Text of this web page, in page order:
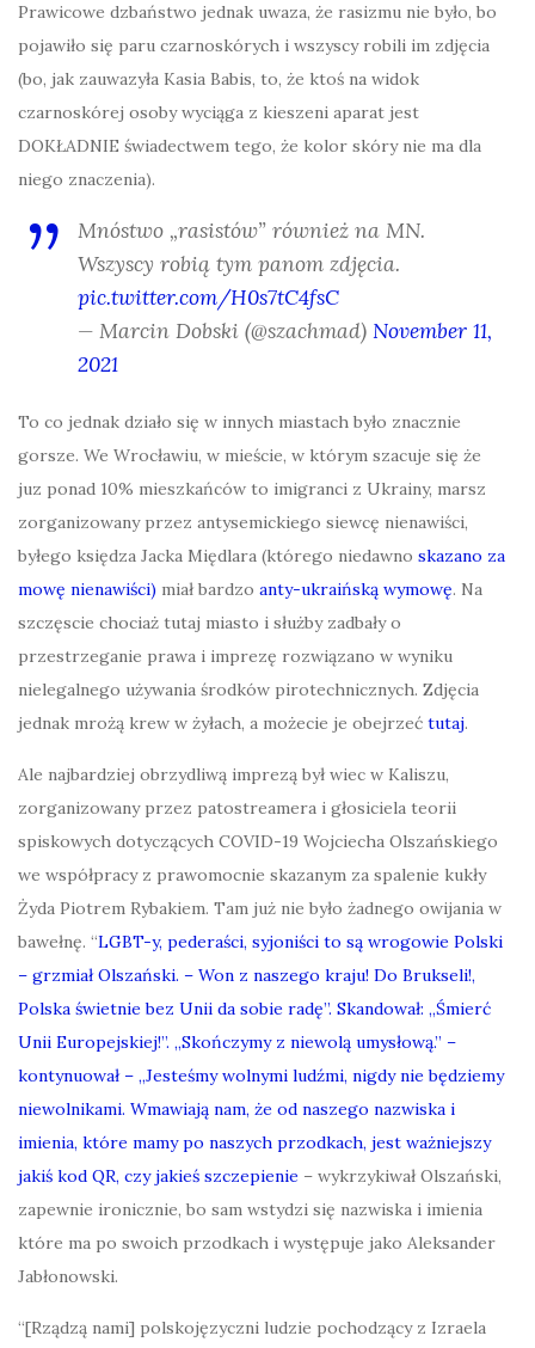
Prawicowe dzbaństwo jednak uwaza, że rasizmu nie było, bo
pojawiło się paru czarnoskórych i wszyscy robili im zdjęcia
(bo, jak zauwazyła Kasia Babis, to, że ktoś na widok
czarnoskórej osoby wyciąga z kieszeni aparat jest
DOKŁADNIE świadectwem tego, że kolor skóry nie ma dla
niego znaczenia).
Mnóstwo „rasistów” również na MN.
Wszyscy robią tym panom zdjęcia.
pic.twitter.com/H0s7tC4fsC
— Marcin Dobski (@szachmad) November 11,
2021
To co jednak działo się w innych miastach było znacznie
gorsze. We Wrocławiu, w mieście, w którym szacuje się że
juz ponad 10% mieszkańców to imigranci z Ukrainy, marsz
zorganizowany przez antysemickiego siewcę nienawiści,
byłego księdza Jacka Międlara (którego niedawno skazano za
mowę nienawiści) miał bardzo anty-ukraińską wymowę. Na
szczęscie chociaż tutaj miasto i służby zadbały o
przestrzeganie prawa i imprezę rozwiązano w wyniku
nielegalnego używania środków pirotechnicznych. Zdjęcia
jednak mrożą krew w żyłach, a możecie je obejrzeć tutaj.
Ale najbardziej obrzydliwą imprezą był wiec w Kaliszu,
zorganizowany przez patostreamera i głosiciela teorii
spiskowych dotyczących COVID-19 Wojciecha Olszańskiego
we współpracy z prawomocnie skazanym za spalenie kukły
Żyda Piotrem Rybakiem. Tam już nie było żadnego owijania w
bawełnę. “LGBT-y, pederaści, syjoniści to są wrogowie Polski
– grzmiał Olszański. – Won z naszego kraju! Do Brukseli!,
Polska świetnie bez Unii da sobie radę”. Skandował: „Śmierć
Unii Europejskiej!”. „Skończymy z niewolą umysłową.” –
kontynuował – „Jesteśmy wolnymi ludźmi, nigdy nie będziemy
niewolnikami. Wmawiają nam, że od naszego nazwiska i
imienia, które mamy po naszych przodkach, jest ważniejszy
jakiś kod QR, czy jakieś szczepienie – wykrzykiwał Olszański,
zapewnie ironicznie, bo sam wstydzi się nazwiska i imienia
które ma po swoich przodkach i występuje jako Aleksander
Jabłonowski.
“[Rządzą nami] polskojęzyczni ludzie pochodzący z Izraela